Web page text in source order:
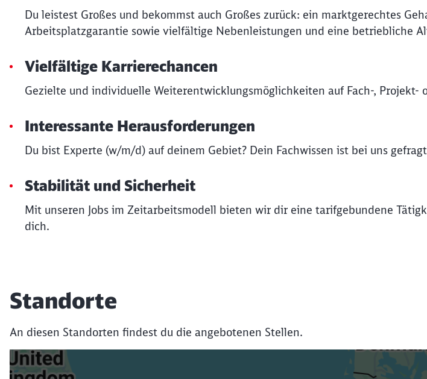
Du leistest Großes und bekommst auch Großes zurück: ein marktgerechtes
Arbeitsplatzgarantie sowie vielfältige Nebenleistungen und eine betriebliche
Vielfältige Karrierechancen
Gezielte und individuelle Weiterentwicklungsmöglichkeiten auf Fach-,
Interessante Herausforderungen
Du bist Experte (w/m/d) auf deinem Gebiet? Dein Fachwissen ist bei uns
Stabilität und Sicherheit
Mit unseren Jobs im Zeitarbeitsmodell bieten wir dir eine tarifgebundene
dich.
Standorte
An diesen Standorten findest du die angebotenen Stellen.
Abbrechen